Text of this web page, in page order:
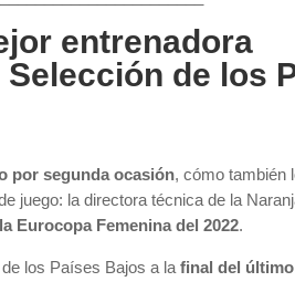
entrenadora
Selección de los
por segunda ocasión, cómo también
juego: la directora técnica de la
Eurocopa Femenina del 2022.
de los Países Bajos a lafinal del